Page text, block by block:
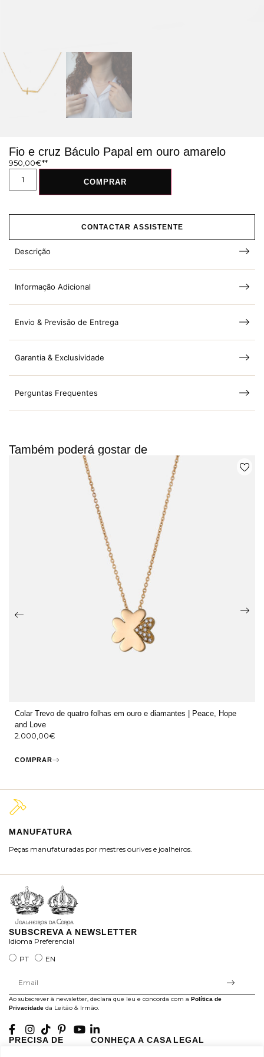
Fio e cruz Báculo Papal em ouro amarelo
950,00€
COMPRAR
CONTACTAR ASSISTENTE
Descrição
Informação Adicional
Envio & Previsão de Entrega
Garantia & Exclusividade
Perguntas Frequentes
Também poderá gostar de
Colar Trevo de quatro folhas em ouro e diamantes | Peace, Hope
and Love
2.000,00€
COMPRAR
MANUFATURA
Peças manufaturadas por mestres ourives e joalheiros.
SUBSCREVA A NEWSLETTER
Idioma Preferencial
PT
EN
Ao subscrever à newsletter, declara que leu e concorda com a Política de
Privacidade da Leitão & Irmão.
PRECISA DE
CONHEÇA A CASA LEGAL